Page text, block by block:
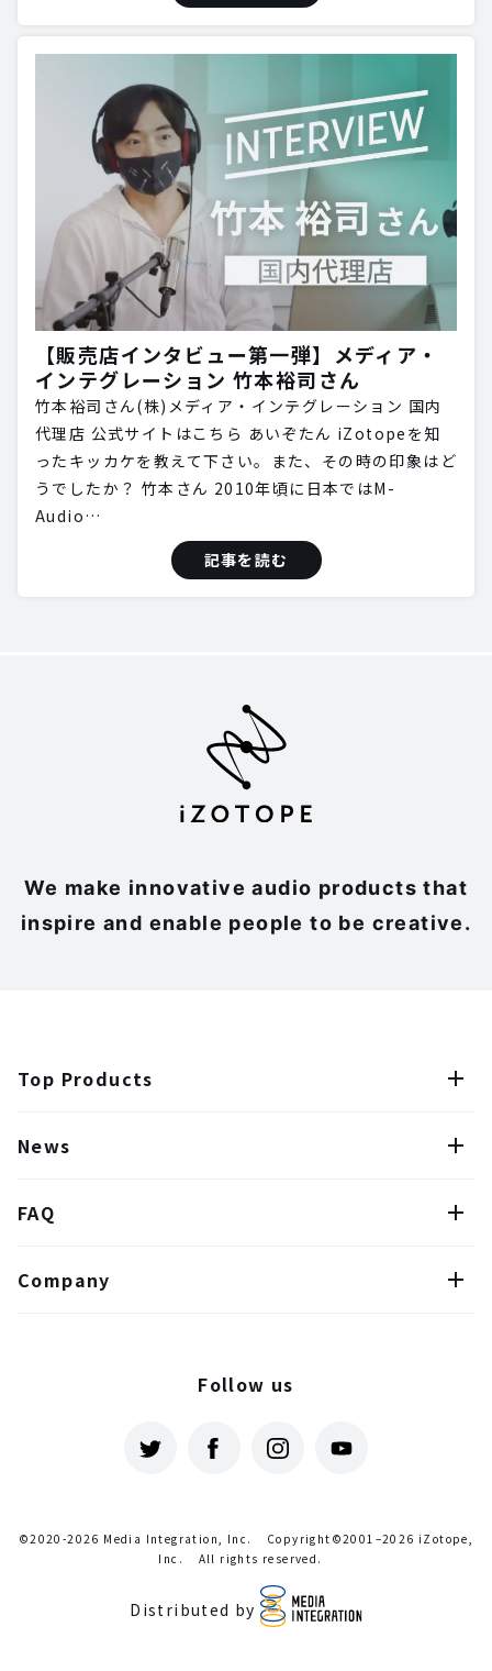
【販売店インタビュー第一弾】メディア・
インテグレーション 竹本裕司さん
竹本裕司さん(株)メディア・インテグレーション 国内
代理店 公式サイトはこちら あいぞたん iZotopeを知
ったキッカケを教えて下さい。また、その時の印象はど
うでしたか？ 竹本さん 2010年頃に日本ではM-
Audio…
記事を読む
We make innovative audio products that
inspire and enable people to be creative.
Top Products
News
FAQ
Company
Follow us
©2020-2026 Media Integration, Inc.
Copyright©2001–2026 iZotope,
Inc.
All rights reserved.
Distributed by